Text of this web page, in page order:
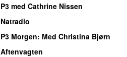
P3 med Cathrine Nissen
Natradio
P3 Morgen: Med Christina Bjørn
Aftenvagten